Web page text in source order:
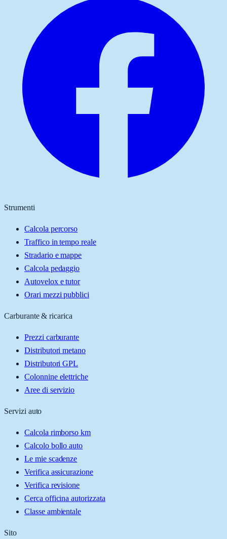
Strumenti
Calcola percorso
Traffico in tempo reale
Stradario e mappe
Calcola pedaggio
Autovelox e tutor
Orari mezzi pubblici
Carburante & ricarica
Prezzi carburante
Distributori metano
Distributori GPL
Colonnine elettriche
Aree di servizio
Servizi auto
Calcola rimborso km
Calcolo bollo auto
Le mie scadenze
Verifica assicurazione
Verifica revisione
Cerca officina autorizzata
Classe ambientale
Sito